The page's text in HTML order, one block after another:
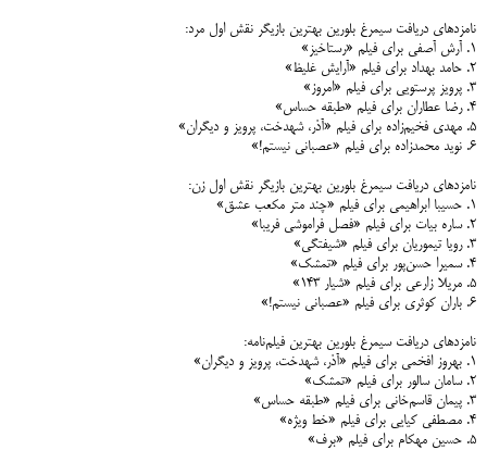
نامزدهای دریافت سیمرغ بلورین بهترین بازیگر نقش اول مرد:
۱. آرش آصفی برای فیلم «رستاخیز»
۲. حامد بهداد برای فیلم «آرایش غلیظ»
۳. پرویز پرستویی برای فیلم «امروز»
۴. رضا عطاران برای فیلم «طبقه حساس»
۵. مهدی فخیم‌زاده برای فیلم «آذر، شهدخت، پرویز و دیگران»
۶. نوید محمدزاده برای فیلم «عصبانی نیستم!»
نامزدهای دریافت سیمرغ بلورین بهترین بازیگر نقش اول زن:
۱. حسیبا ابراهیمی برای فیلم «چند متر مکعب عشق»
۲. ساره بیات برای فیلم «فصل فراموشی فریبا»
۳. رویا تیموریان برای فیلم «شیفتگی»
۴. سمیرا حسن‌پور برای فیلم «تمشک»
۵. مریلا زارعی برای فیلم «شیار ۱۴۳»
۶. باران کوثری برای فیلم «عصبانی نیستم!»
نامزدهای دریافت سیمرغ بلورین بهترین فیلم‌نامه:
۱. بهروز افخمی برای فیلم «آذر، شهدخت، پرویز و دیگران»
۲. سامان سالور برای فیلم «تمشک»
۳. پیمان قاسم‌خانی برای فیلم «طبقه حساس»
۴. مصطفی کیایی برای فیلم «خط ویژه»
۵. حسین مهکام برای فیلم «برف»